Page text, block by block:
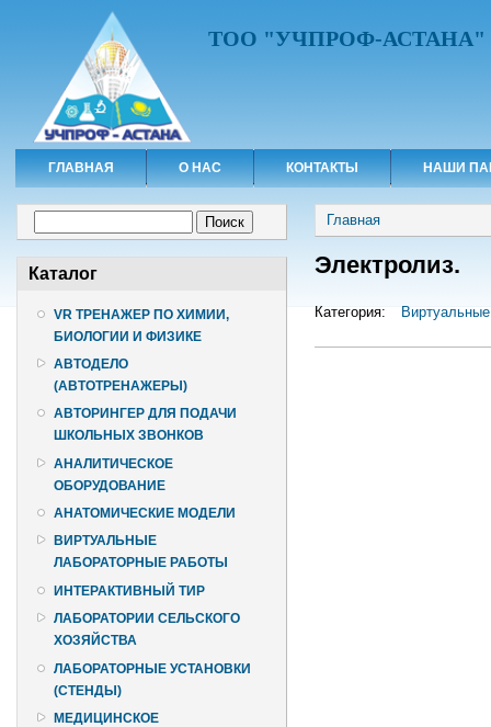
ТОО "УЧПРОФ-АСТАНА"
ГЛАВНАЯ О НАС КОНТАКТЫ НАШИ
Каталог
VR ТРЕНАЖЕР ПО ХИМИИ,
БИОЛОГИИ И ФИЗИКЕ
АВТОДЕЛО
(АВТОТРЕНАЖЕРЫ)
АВТОРИНГЕР ДЛЯ ПОДАЧИ
ШКОЛЬНЫХ ЗВОНКОВ
АНАЛИТИЧЕСКОЕ
ОБОРУДОВАНИЕ
АНАТОМИЧЕСКИЕ МОДЕЛИ
ВИРТУАЛЬНЫЕ
ЛАБОРАТОРНЫЕ РАБОТЫ
ИНТЕРАКТИВНЫЙ ТИР
ЛАБОРАТОРИИ СЕЛЬСКОГО
ХОЗЯЙСТВА
ЛАБОРАТОРНЫЕ УСТАНОВКИ
(СТЕНДЫ)
МЕДИЦИНСКОЕ
Вы здесь
Главная
Электролиз.
Категория: